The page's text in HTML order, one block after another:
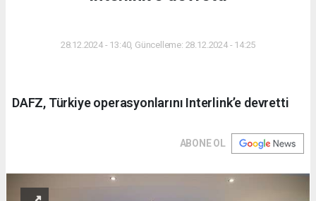
28.12.2024 - 13:40, Güncelleme: 28.12.2024 - 14:25
DAFZ, Türkiye operasyonlarını Interlink’e devretti
ABONE OL